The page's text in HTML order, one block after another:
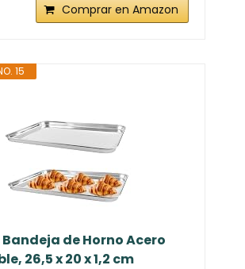
Comprar en Amazon
15
Bandeja de Horno Acero
26,5 x 20 x 1,2 cm